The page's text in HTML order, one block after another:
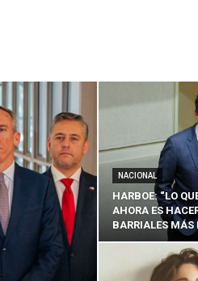
Nación
NACIONAL
HARBOE: “LO
AHORA ES
BARRIALES MÁS